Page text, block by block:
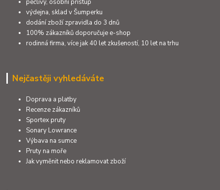
pečlivý, osobní přístup
výdejna, sklad v Šumperku
dodání zboží zpravidla do 3 dnů
100% zákazníků doporučuje e-shop
rodinná firma, více jak 40 let zkušeností, 10 let na trhu
Nejčastěji vyhledáváte
Doprava a platby
Recenze zákazníků
Sportex pruty
Sonary Lowrance
Výbava na sumce
Pruty na moře
Jak vyměnit nebo reklamovat zboží